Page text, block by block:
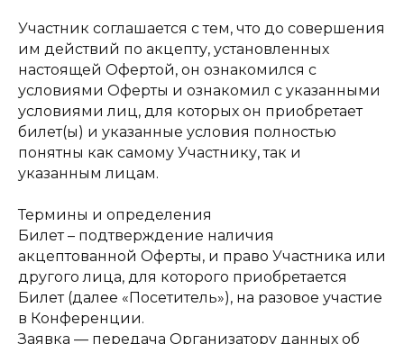
Участник соглашается с тем, что до совершения
им действий по акцепту, установленных
настоящей Офертой, он ознакомился с
условиями Оферты и ознакомил с указанными
условиями лиц, для которых он приобретает
билет(ы) и указанные условия полностью
понятны как самому Участнику, так и
указанным лицам.
Термины и определения
Билет – подтверждение наличия
акцептованной Оферты, и право Участника или
другого лица, для которого приобретается
Билет (далее «Посетитель»), на разовое участие
в Конференции.
Заявка — передача Организатору данных об